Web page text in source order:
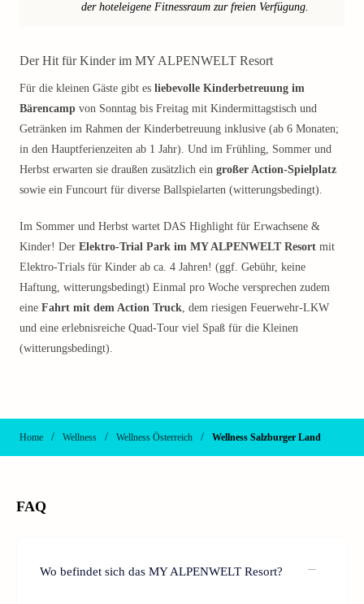
der hoteleigene Fitnessraum zur freien Verfügung.
Der Hit für Kinder im MY ALPENWELT Resort
Für die kleinen Gäste gibt es liebevolle Kinderbetreuung im
Bärencamp von Sonntag bis Freitag mit Kindermittagstisch und
Getränken im Rahmen der Kinderbetreuung inklusive (ab 6 Monaten;
in den Hauptferienzeiten ab 1 Jahr). Und im Frühling, Sommer und
Herbst erwarten sie draußen zusätzlich ein großer Action-Spielplatz
sowie ein Funcourt für diverse Ballspielarten (witterungsbedingt).
Im Sommer und Herbst wartet DAS Highlight für Erwachsene &
Kinder! Der Elektro-Trial Park im MY ALPENWELT Resort mit
Elektro-Trials für Kinder ab ca. 4 Jahren! (ggf. Gebühr, keine
Haftung, witterungsbedingt) Einmal pro Woche versprechen zudem
eine Fahrt mit dem Action Truck, dem riesigen Feuerwehr-LKW
und eine erlebnisreiche Quad-Tour viel Spaß für die Kleinen
(witterungsbedingt).
Home / Wellness / Wellness Österreich / Wellness Salzburger Land
FAQ
Wo befindet sich das MY ALPENWELT Resort?